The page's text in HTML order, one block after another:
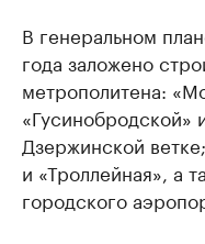
В генеральном
года заложено
метрополитена:
«Гусинобродской»
Дзержинской
и «Троллейная», а
городского